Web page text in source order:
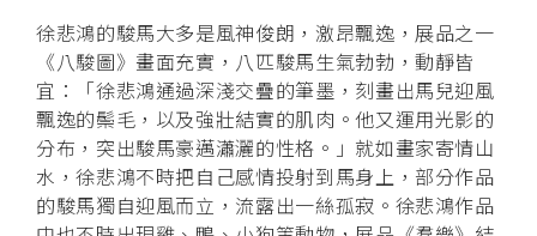
徐悲鴻的駿馬大多是風神俊朗，激昂飄逸，展品之一
《八駿圖》畫面充實，八匹駿馬生氣勃勃，動靜皆
宜：「徐悲鴻通過深淺交疊的筆墨，刻畫出馬兒迎風
飄逸的鬃毛，以及強壯結實的肌肉。他又運用光影的
分布，突出駿馬豪邁瀟灑的性格。」就如畫家寄情山
水，徐悲鴻不時把自己感情投射到馬身上，部分作品
的駿馬獨自迎風而立，流露出一絲孤寂。徐悲鴻作品